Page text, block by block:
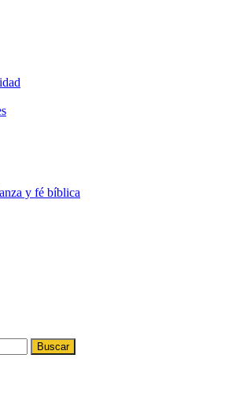
y fé bíblica
el evangelismo, el cristianismo y la